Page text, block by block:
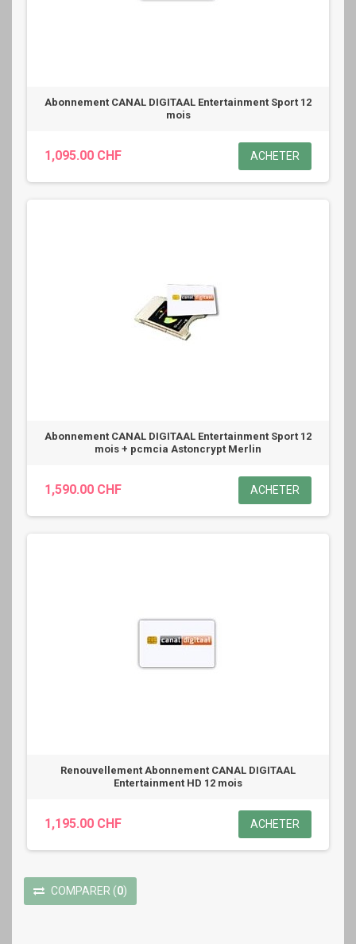
Abonnement CANAL DIGITAAL Entertainment Sport 12
mois
1,095.00 CHF ACHETER
Abonnement CANAL DIGITAAL Entertainment Sport 12
mois + pcmcia Astoncrypt Merlin
1,590.00 CHF ACHETER
Renouvellement Abonnement CANAL DIGITAAL
Entertainment HD 12 mois
1,195.00 CHF ACHETER
COMPARER (0)